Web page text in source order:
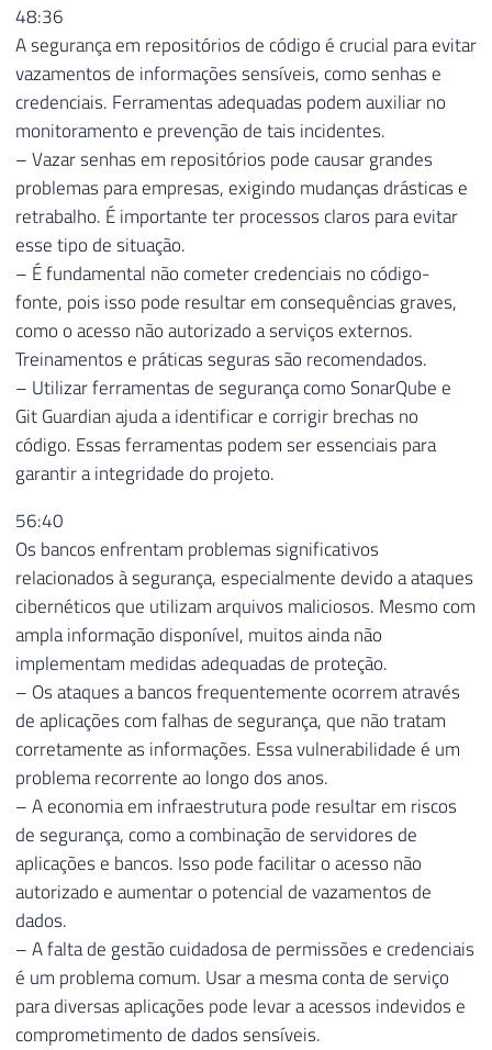
48:36
A segurança em repositórios de código é crucial para evitar
vazamentos de informações sensíveis, como senhas e
credenciais. Ferramentas adequadas podem auxiliar no
monitoramento e prevenção de tais incidentes.
– Vazar senhas em repositórios pode causar grandes
problemas para empresas, exigindo mudanças drásticas e
retrabalho. É importante ter processos claros para evitar
esse tipo de situação.
– É fundamental não cometer credenciais no código-
fonte, pois isso pode resultar em consequências graves,
como o acesso não autorizado a serviços externos.
Treinamentos e práticas seguras são recomendados.
– Utilizar ferramentas de segurança como SonarQube e
Git Guardian ajuda a identificar e corrigir brechas no
código. Essas ferramentas podem ser essenciais para
garantir a integridade do projeto.
56:40
Os bancos enfrentam problemas significativos
relacionados à segurança, especialmente devido a ataques
cibernéticos que utilizam arquivos maliciosos. Mesmo com
ampla informação disponível, muitos ainda não
implementam medidas adequadas de proteção.
– Os ataques a bancos frequentemente ocorrem através
de aplicações com falhas de segurança, que não tratam
corretamente as informações. Essa vulnerabilidade é um
problema recorrente ao longo dos anos.
– A economia em infraestrutura pode resultar em riscos
de segurança, como a combinação de servidores de
aplicações e bancos. Isso pode facilitar o acesso não
autorizado e aumentar o potencial de vazamentos de
dados.
– A falta de gestão cuidadosa de permissões e credenciais
é um problema comum. Usar a mesma conta de serviço
para diversas aplicações pode levar a acessos indevidos e
comprometimento de dados sensíveis.